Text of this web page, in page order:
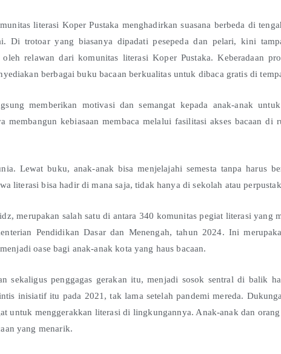
literasi Koper Pustaka menghadirkan suasana berbeda di
Di trotoar yang biasanya dipadati pesepeda dan pelari, kini
relawan dari komunitas literasi Koper Pustaka. Keberadaan
berbagai buku bacaan berkualitas untuk dibaca gratis di
memberikan motivasi dan semangat kepada anak-anak
membangun kebiasaan membaca melalui fasilitasi akses bacaan di
Lewat buku, anak-anak bisa menjelajahi semesta tanpa harus
literasi bisa hadir di mana saja, tidak hanya di sekolah atau
merupakan salah satu di antara 340 komunitas pegiat literasi yang
Pendidikan Dasar dan Menengah, tahun 2024. Ini
oase bagi anak-anak kota yang haus bacaan.
sekaligus penggagas gerakan itu, menjadi sosok sentral di balik
inisiatif itu pada 2021, tak lama setelah pandemi mereda.
untuk menggerakkan literasi di lingkungannya. Anak-anak dan
yang menarik.